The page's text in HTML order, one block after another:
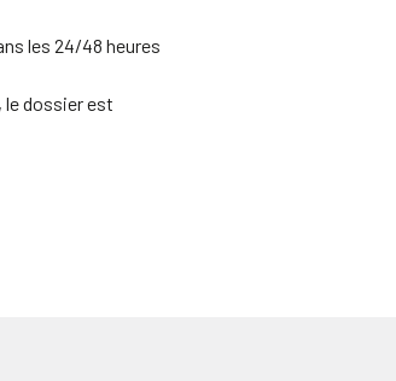
les 24/48 heures
le dossier est